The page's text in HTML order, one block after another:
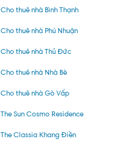
Cho thuê nhà Bình Thạnh
Cho thuê nhà Phú Nhuận
Cho thuê nhà Thủ Đức
Cho thuê nhà Nhà Bè
Cho thuê nhà Gò Vấp
The Sun Cosmo Residence
The Classia Khang Điền